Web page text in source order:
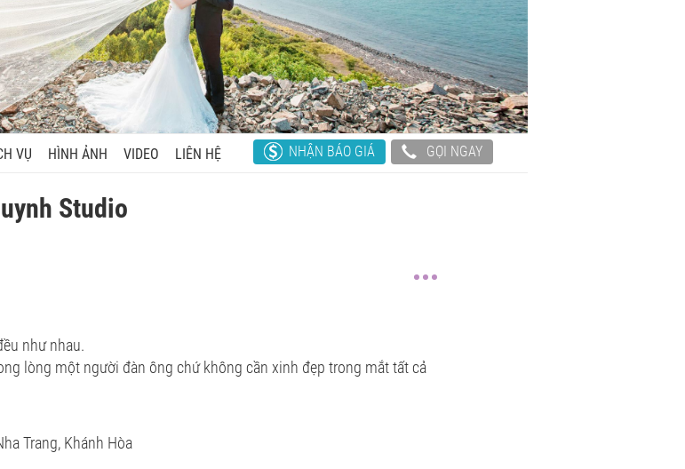
VỤ HÌNH ẢNH VIDEO LIÊN HỆ NHẬN BÁO GIÁ GỌI NGAY
Studio
như nhau.
lòng một người đàn ông chứ không cần xinh đẹp trong mắt tất cả
Khánh Hòa